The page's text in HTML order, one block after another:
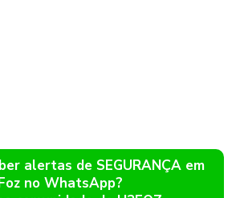
alertas de SEGURANÇA em
no WhatsApp?